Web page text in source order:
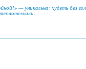
— уникальна: худеть без